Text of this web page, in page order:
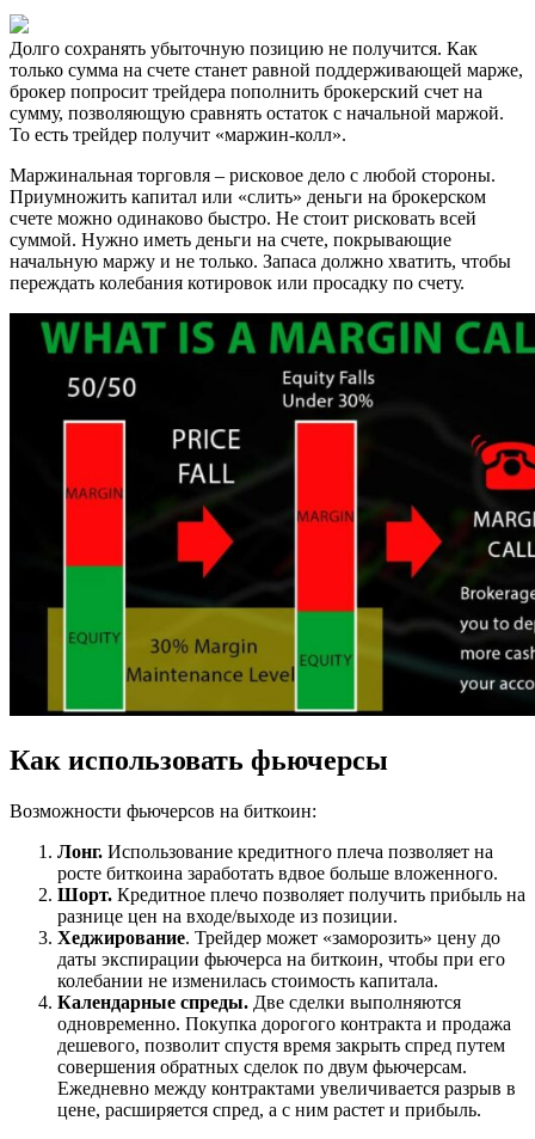
Долго сохранять убыточную позицию не получится. Как
только сумма на счете станет равной поддерживающей марже,
брокер попросит трейдера пополнить брокерский счет на
сумму, позволяющую сравнять остаток с начальной маржой.
То есть трейдер получит «маржин-колл».
Маржинальная торговля – рисковое дело с любой стороны.
Приумножить капитал или «слить» деньги на брокерском
счете можно одинаково быстро. Не стоит рисковать всей
суммой. Нужно иметь деньги на счете, покрывающие
начальную маржу и не только. Запаса должно хватить, чтобы
переждать колебания котировок или просадку по счету.
Как использовать фьючерсы
Возможности фьючерсов на биткоин:
Лонг. Использование кредитного плеча позволяет на
росте биткоина заработать вдвое больше вложенного.
Шорт. Кредитное плечо позволяет получить прибыль на
разнице цен на входе/выходе из позиции.
Хеджирование. Трейдер может «заморозить» цену до
даты экспирации фьючерса на биткоин, чтобы при его
колебании не изменилась стоимость капитала.
Календарные спреды. Две сделки выполняются
одновременно. Покупка дорогого контракта и продажа
дешевого, позволит спустя время закрыть спред путем
совершения обратных сделок по двум фьючерсам.
Ежедневно между контрактами увеличивается разрыв в
цене, расширяется спред, а с ним растет и прибыль.